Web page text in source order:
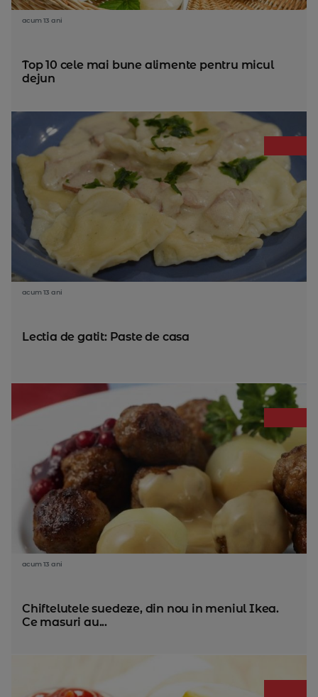
acum 13 ani
Top 10 cele mai bune alimente pentru micul
dejun
acum 13 ani
Lectia de gatit: Paste de casa
acum 13 ani
Chiftelutele suedeze, din nou in meniul Ikea.
Ce masuri au...